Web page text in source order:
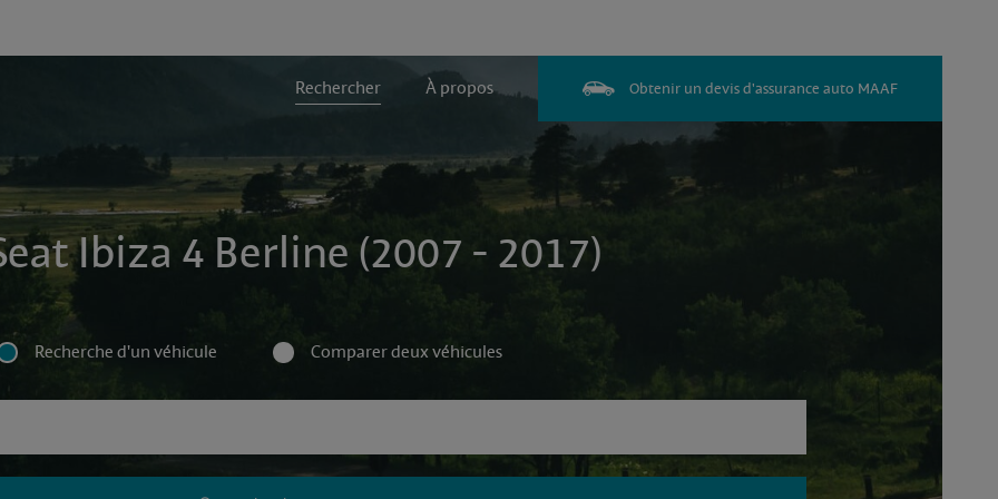
Rechercher À propos Obtenir un devis d'assurance auto MAAF
Ibiza 4 Berline (2007 - 2017)
Recherche d'un véhicule Comparer deux véhicules